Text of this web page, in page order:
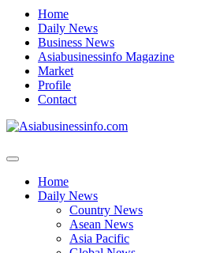
Home
Daily News
Business News
Asiabusinessinfo Magazine
Market
Profile
Contact
Home
Daily News
Country News
Asean News
Asia Pacific